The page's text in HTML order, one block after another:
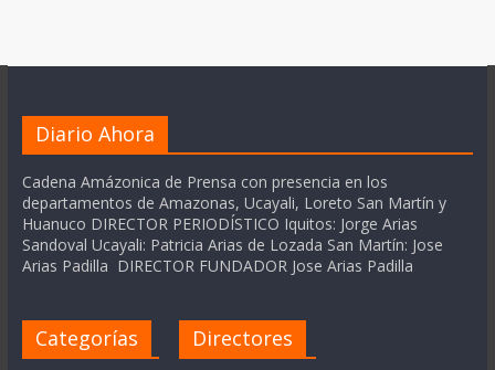
Diario Ahora
Cadena Amázonica de Prensa con presencia en los
departamentos de Amazonas, Ucayali, Loreto San Martín y
Huanuco DIRECTOR PERIODÍSTICO Iquitos: Jorge Arias
Sandoval Ucayali: Patricia Arias de Lozada San Martín: Jose
Arias Padilla DIRECTOR FUNDADOR Jose Arias Padilla
Categorías Directores